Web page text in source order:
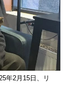
年2月15日、リ